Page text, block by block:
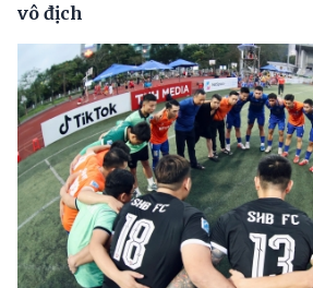
vô địch